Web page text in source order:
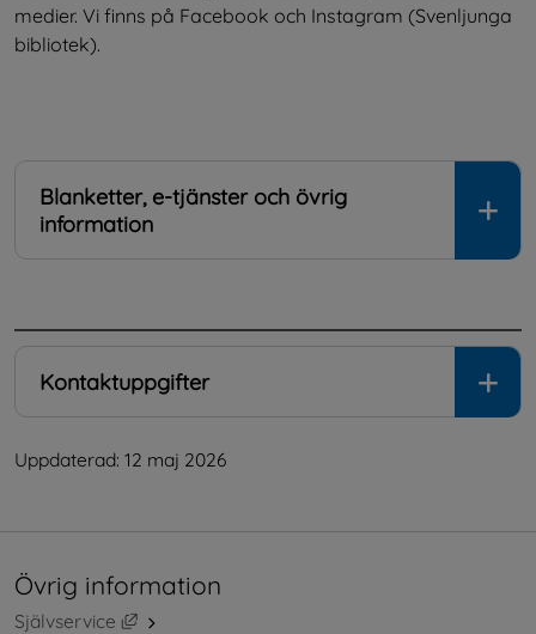
medier. Vi finns på Facebook och Instagram (Svenljunga
bibliotek).
Blanketter, e-tjänster och övrig
information
Kontaktuppgifter
Uppdaterad: 12 maj 2026
Övrig information
Självservice
Länk till annan webbplats, öppnas i nytt fönster.